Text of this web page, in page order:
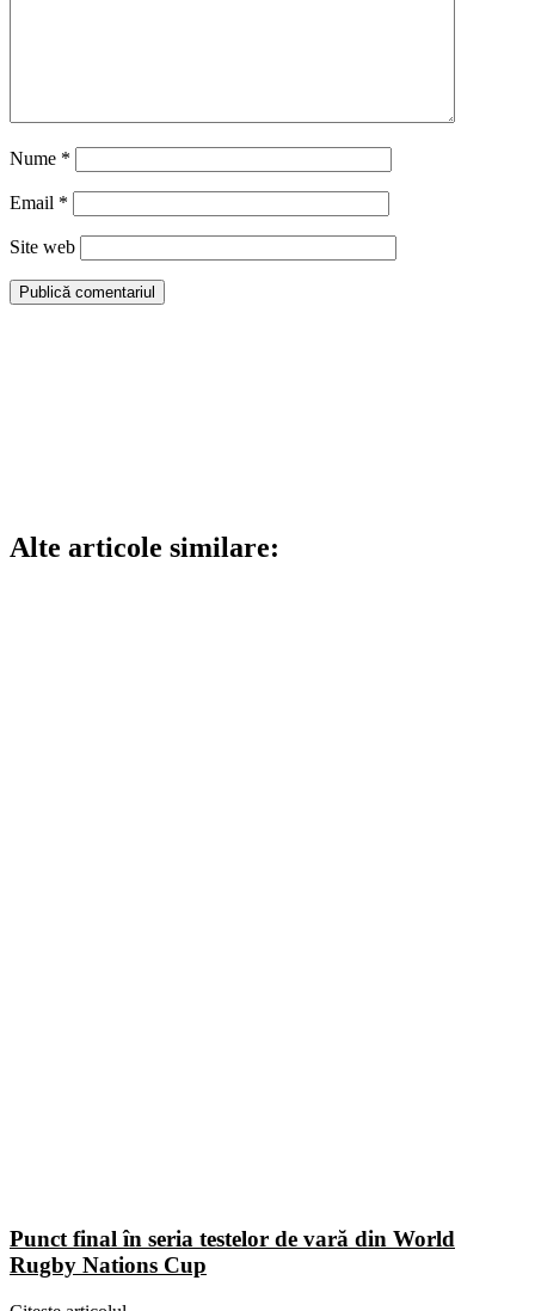
Nume *
Email *
Site web
Alte articole similare:
Punct final în seria testelor de vară din World
Rugby Nations Cup